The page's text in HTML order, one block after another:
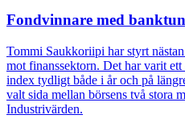
Fondvinnare med
Tommi Saukkoriipi har styrt
mot finanssektorn. Det har varit
index tydligt både i år och på
valt sida mellan börsens två stora
Industrivärden.